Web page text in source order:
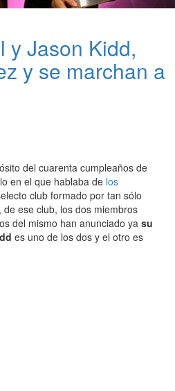
y Jason Kidd,
y se marchan a
del cuarenta cumpleaños de
en el que hablaba de los
club formado por tan sólo
ese club, los dos miembros
del mismo han anunciado ya su
es uno de los dos y el otro es